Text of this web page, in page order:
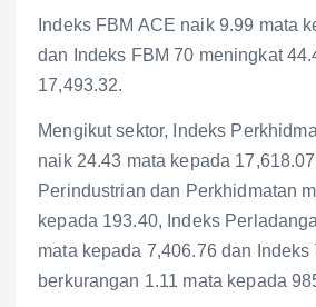
Indeks FBM ACE naik 9.99 mata
dan Indeks FBM 70 meningkat
17,493.32.
Mengikut sektor, Indeks
naik 24.43 mata kepada
Perindustrian dan Perkhidmatan
kepada 193.40, Indeks
mata kepada 7,406.76 dan Indeks
berkurangan 1.11 mata kepada